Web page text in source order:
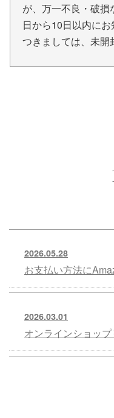
が、万一不良・破
日から10日以内に
つきましては、未開
2026.05.28
お支払い方法に
2026.03.01
オンラインショッ